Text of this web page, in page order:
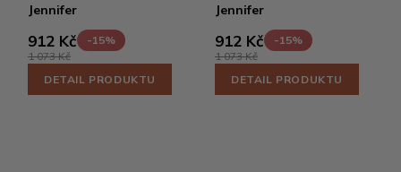
Jennifer
912 Kč
-15%
1 073 Kč
DETAIL PRODUKTU
Jennifer
912 Kč
-15%
1 073 Kč
DETAIL PRODUKTU